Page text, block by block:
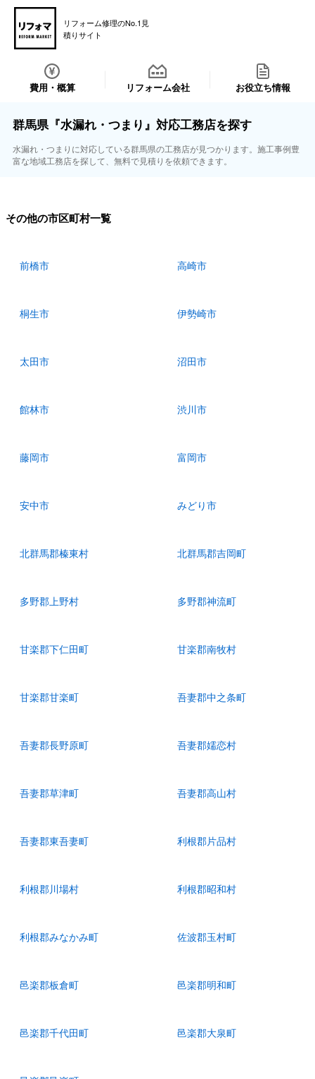
リフォーム修理のNo.1見
積りサイト
費用・概算 リフォーム会社 お役立ち情報
群馬県『水漏れ・つまり』対応工務店を探す
水漏れ・つまりに対応している群馬県の工務店が見つかります。施工事例豊
富な地域工務店を探して、無料で見積りを依頼できます。
その他の市区町村一覧
前橋市 高崎市
桐生市 伊勢崎市
太田市 沼田市
館林市 渋川市
藤岡市 富岡市
安中市 みどり市
北群馬郡榛東村 北群馬郡吉岡町
多野郡上野村 多野郡神流町
甘楽郡下仁田町 甘楽郡南牧村
甘楽郡甘楽町 吾妻郡中之条町
吾妻郡長野原町 吾妻郡嬬恋村
吾妻郡草津町 吾妻郡高山村
吾妻郡東吾妻町 利根郡片品村
利根郡川場村 利根郡昭和村
利根郡みなかみ町 佐波郡玉村町
邑楽郡板倉町 邑楽郡明和町
邑楽郡千代田町 邑楽郡大泉町